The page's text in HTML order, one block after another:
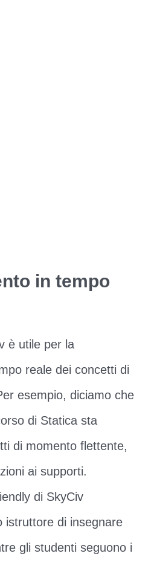
in tempo
è utile per la
reale dei concetti di
esempio, diciamo che
di Statica sta
di momento flettente,
ai supporti.
di SkyCiv
istruttore di insegnare
gli studenti seguono i